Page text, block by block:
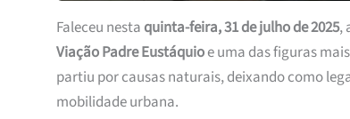
Faleceu nesta quinta-feira, 31 de julho de 2025,
Viação Padre Eustáquioe uma das figuras
partiu por causas naturais, deixando como
mobilidade urbana.